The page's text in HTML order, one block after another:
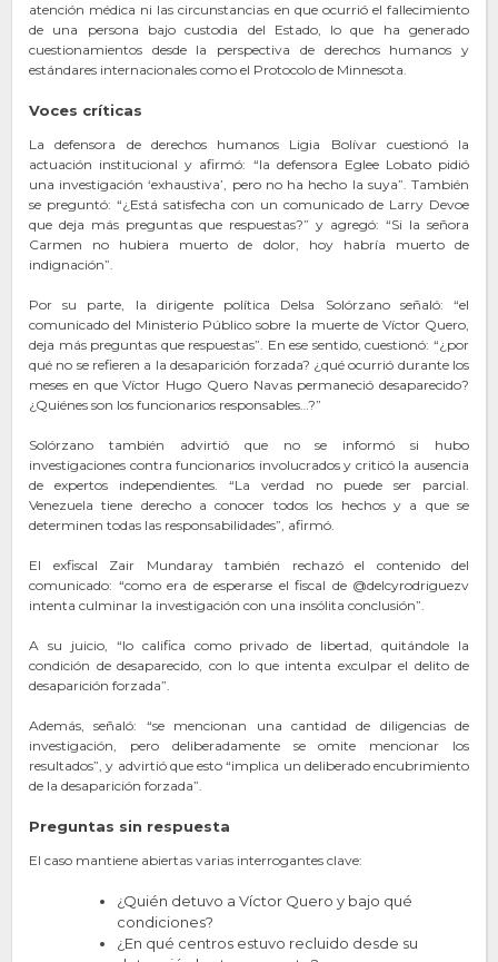
atención médica ni las circunstancias en que ocurrió el fallecimiento
de una persona bajo custodia del Estado, lo que ha generado
cuestionamientos desde la perspectiva de derechos humanos y
estándares internacionales como el Protocolo de Minnesota.
Voces críticas
La defensora de derechos humanos Ligia Bolívar cuestionó la
actuación institucional y afirmó: “la defensora Eglee Lobato pidió
una investigación ‘exhaustiva’, pero no ha hecho la suya”. También
se preguntó: “¿Está satisfecha con un comunicado de Larry Devoe
que deja más preguntas que respuestas?” y agregó: “Si la señora
Carmen no hubiera muerto de dolor, hoy habría muerto de
indignación”.
Por su parte, la dirigente política Delsa Solórzano señaló: “el
comunicado del Ministerio Público sobre la muerte de Víctor Quero,
deja más preguntas que respuestas”. En ese sentido, cuestionó: “¿por
qué no se refieren a la desaparición forzada? ¿qué ocurrió durante los
meses en que Víctor Hugo Quero Navas permaneció desaparecido?
¿Quiénes son los funcionarios responsables…?”
Solórzano también advirtió que no se informó si hubo
investigaciones contra funcionarios involucrados y criticó la ausencia
de expertos independientes. “La verdad no puede ser parcial.
Venezuela tiene derecho a conocer todos los hechos y a que se
determinen todas las responsabilidades”, afirmó.
El exfiscal Zair Mundaray también rechazó el contenido del
comunicado: “como era de esperarse el fiscal de @delcyrodriguezv
intenta culminar la investigación con una insólita conclusión”.
A su juicio, “lo califica como privado de libertad, quitándole la
condición de desaparecido, con lo que intenta exculpar el delito de
desaparición forzada”.
Además, señaló: “se mencionan una cantidad de diligencias de
investigación, pero deliberadamente se omite mencionar los
resultados”, y advirtió que esto “implica un deliberado encubrimiento
de la desaparición forzada”.
Preguntas sin respuesta
El caso mantiene abiertas varias interrogantes clave:
¿Quién detuvo a Víctor Quero y bajo qué
condiciones?
¿En qué centros estuvo recluido desde su